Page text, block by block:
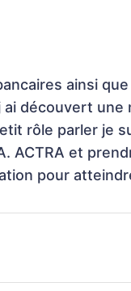
ainsi
découvert une
rôle parler je
ACTRA et
pour